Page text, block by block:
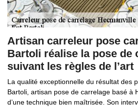
Artisan carreleur pose
Bartoli réalise la pose de
suivant les règles de l’art
La qualité exceptionnelle du résultat des
Bartoli, artisan pose de carrelage basé à
d’une technique bien maîtrisée. Son